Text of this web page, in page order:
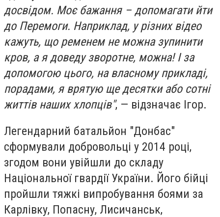
досвідом. Моє бажання – допомагати йти
до Перемоги. Наприклад, у різних відео
кажуть, що ременем не можна зупинити
кров, а я доведу зворотне, можна! І за
допомогою цього, на власному прикладі,
порадами, я врятую ще десятки або сотні
життів наших хлопців", — відзначає Ігор.
Легендарний батальйон "Донбас"
сформували добровольці у 2014 році,
згодом вони увійшли до складу
Національної гвардії України. Його бійці
пройшли тяжкі випробування боями за
Карлівку, Попасну, Лисичанськ,